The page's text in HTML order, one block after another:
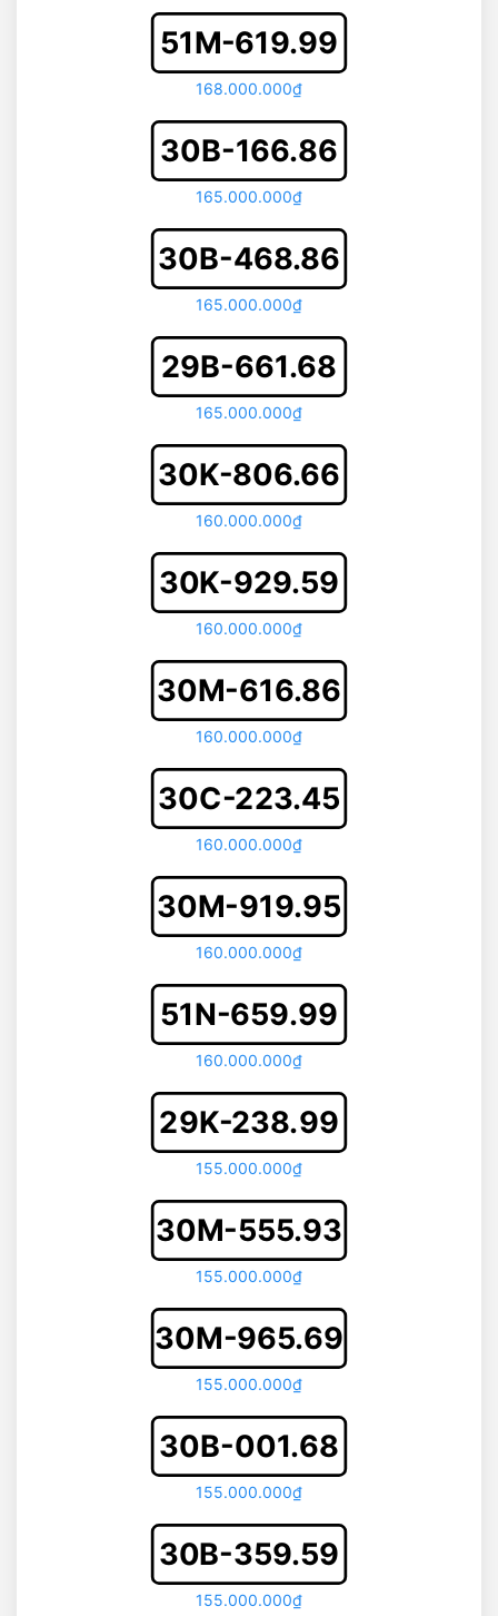
51M-619.99
168.000.000₫
30B-166.86
165.000.000₫
30B-468.86
165.000.000₫
29B-661.68
165.000.000₫
30K-806.66
160.000.000₫
30K-929.59
160.000.000₫
30M-616.86
160.000.000₫
30C-223.45
160.000.000₫
30M-919.95
160.000.000₫
51N-659.99
160.000.000₫
29K-238.99
155.000.000₫
30M-555.93
155.000.000₫
30M-965.69
155.000.000₫
30B-001.68
155.000.000₫
30B-359.59
155.000.000₫